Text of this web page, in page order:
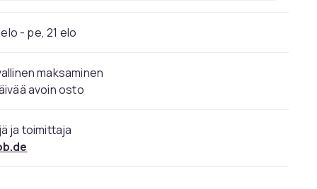
- pe, 21 elo
maksaminen
avoin osto
ja toimittaja